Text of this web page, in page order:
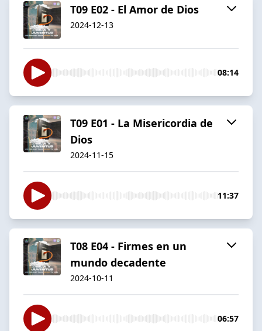
T09 E02 - El Amor de Dios
2024-12-13
08:14
T09 E01 - La Misericordia de
Dios
2024-11-15
11:37
T08 E04 - Firmes en un
mundo decadente
2024-10-11
06:57